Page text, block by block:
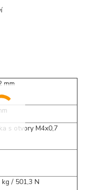
mm
s otvory M4x0,7
kg / 501,3 N